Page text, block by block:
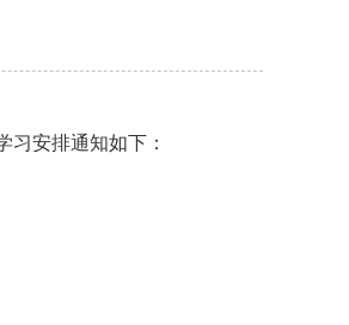
习安排通知如下：